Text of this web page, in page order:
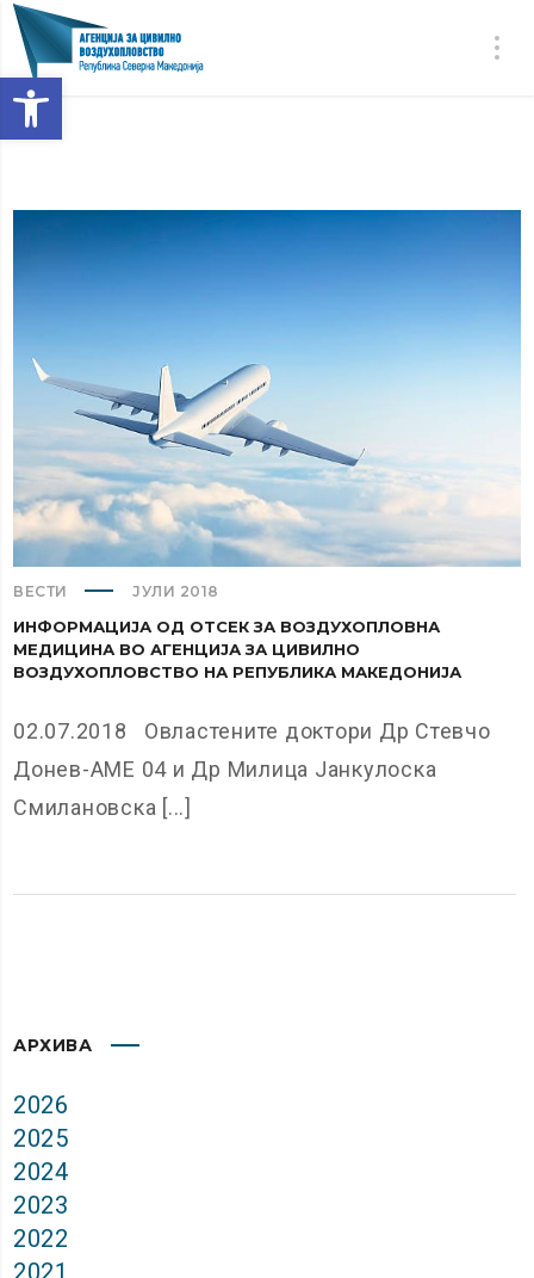
Open toolbar
ВЕСТИ ЈУЛИ 2018
ИНФОРМАЦИЈА ОД ОТСЕК ЗА ВОЗДУХОПЛОВНА
МЕДИЦИНА ВО АГЕНЦИЈА ЗА ЦИВИЛНО
ВОЗДУХОПЛОВСТВО НА РЕПУБЛИКА МАКЕДОНИЈА
02.07.2018 Овластените доктори Др Стевчо
Донев-АМЕ 04 и Др Милица Јанкулоска
Смилановска [...]
АРХИВА
2026
2025
2024
2023
2022
2021